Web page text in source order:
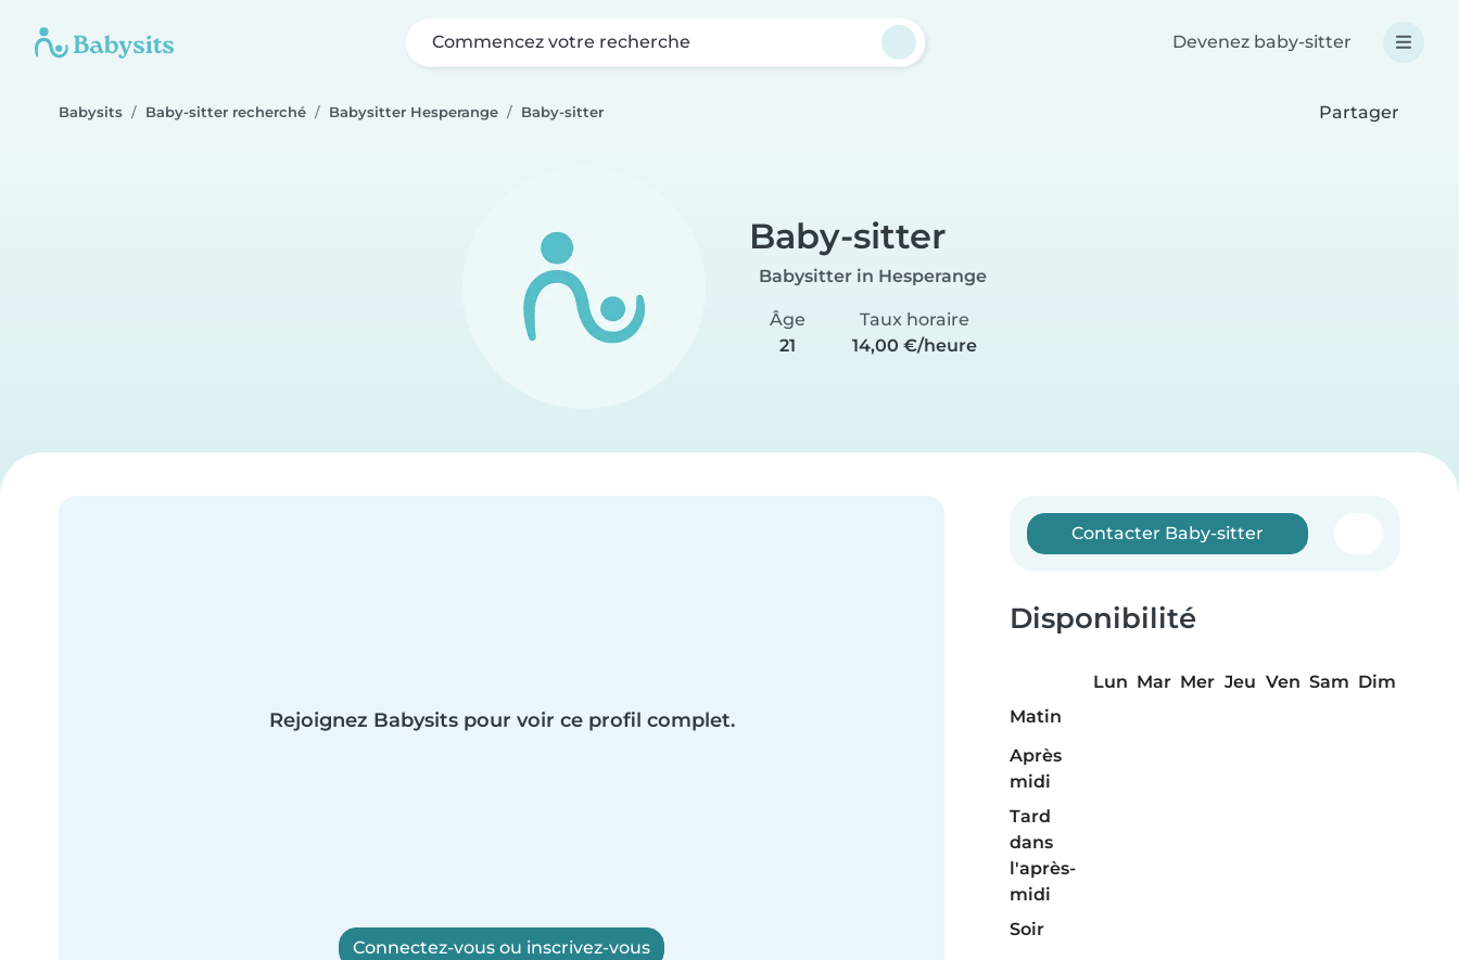
Commencez votre recherche Devenez baby-sitter
Babysits Baby-sitter recherché Babysitter Hesperange Baby-sitter Partager
Baby-sitter
Babysitter in Hesperange
Âge
21
Taux horaire
14,00 €/heure
Rejoignez Babysits pour voir ce profil complet.
Connectez-vous ou inscrivez-vous
Contacter Baby-sitter
Disponibilité
Lun Mar Mer Jeu Ven Sam Dim
Matin
Après
midi
Tard
dans
l'après-
midi
Soir